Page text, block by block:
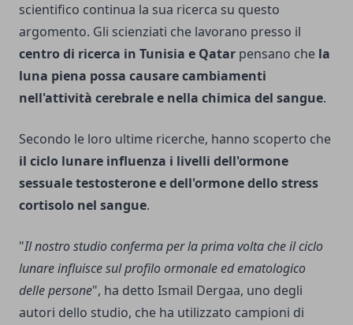
scientifico continua la sua ricerca su questo
argomento. Gli scienziati che lavorano presso il
centro di ricerca in Tunisia e Qatar pensano che la
luna piena possa causare cambiamenti
nell'attività cerebrale e nella chimica del sangue.
Secondo le loro ultime ricerche, hanno scoperto che
il ciclo lunare influenza i livelli dell'ormone
sessuale testosterone e dell'ormone dello stress
cortisolo nel sangue.
"Il nostro studio conferma per la prima volta che il ciclo
lunare influisce sul profilo ormonale ed ematologico
delle persone", ha detto Ismail Dergaa, uno degli
autori dello studio, che ha utilizzato campioni di